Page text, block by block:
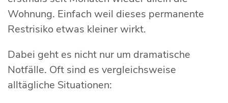
Wohnung. Einfach weil dieses permanente
Restrisiko etwas kleiner wirkt.
Dabei geht es nicht nur um dramatische
Notfälle. Oft sind es vergleichsweise
alltägliche Situationen: